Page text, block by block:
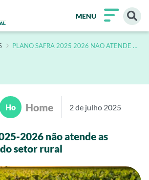
MENU
PLANO SAFRA 2025 2026 NAO ATENDE AS
Ho Home 2 de julho 2025
2026 não atende as
setor rural